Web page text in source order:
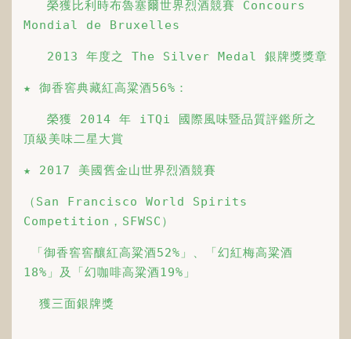
榮獲比利時布魯塞爾世界烈酒競賽 Concours
Mondial de Bruxelles
2013 年度之 The Silver Medal 銀牌獎獎章
★ 御香窖典藏紅高粱酒56%：
榮獲 2014 年 iTQi 國際風味暨品質評鑑所之
頂級美味二星大賞
★ 2017 美國舊金山世界烈酒競賽
（San Francisco World Spirits
Competition，SFWSC）
「御香窖窖釀紅高粱酒52%」、「幻紅梅高粱酒
18%」及「幻咖啡高粱酒19%」
獲三面銀牌獎